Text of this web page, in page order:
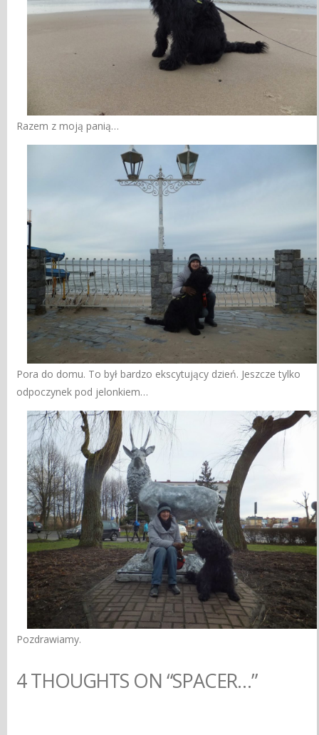
Razem z moją panią…
Pora do domu. To był bardzo ekscytujący dzień. Jeszcze tylko
odpoczynek pod jelonkiem…
Pozdrawiamy.
4 THOUGHTS ON “SPACER…”